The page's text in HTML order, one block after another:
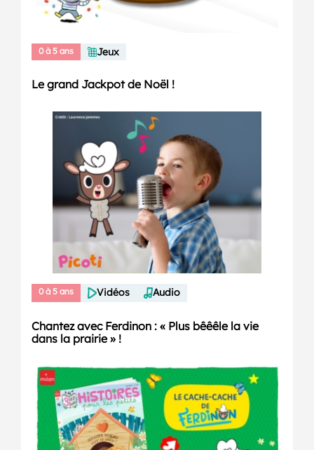
0 à 5 ans Jeux
Le grand Jackpot de Noël !
0 à 5 ans Vidéos Audio
Chantez avec Ferdinon : « Plus bêêêle la vie
dans la prairie » !